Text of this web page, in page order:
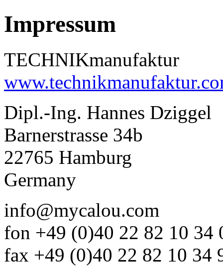
Impressum
TECHNIKmanufaktur
Dipl.-Ing. Hannes Dziggel
Barnerstrasse 34b
22765 Hamburg
Germany
info@mycalou.com
fon +49 (0)40 22 82 10 34
fax +49 (0)40 22 82 10 34